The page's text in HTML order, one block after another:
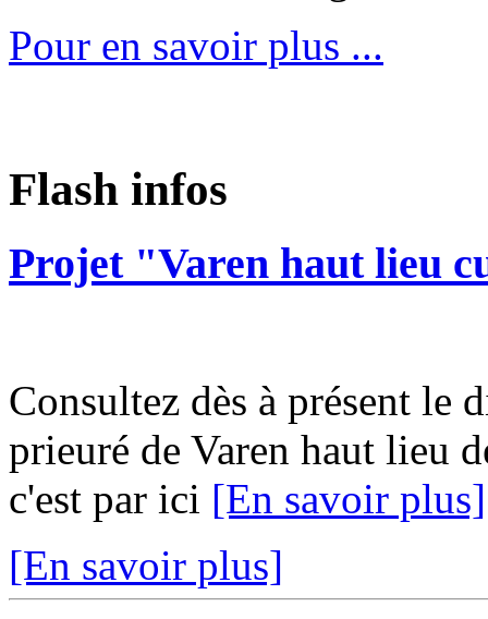
Pour en savoir plus ...
Flash infos
Projet "Varen haut lieu
Consultez dès à présent le
prieuré de Varen haut lieu
c'est par ici [En savoir plus]
[En savoir plus]